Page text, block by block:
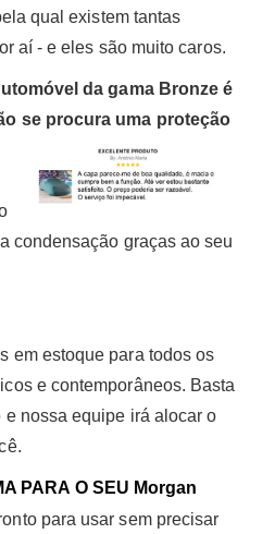
qual existem tantas
aí - e eles são muito caros.
da gama Bronze é
seprocura uma proteção
condensação graças ao seu
em estoque para todos os
e contemporâneos. Basta
nossa equipe irá alocar o
PARA O SEU Morgan
para usar sem precisar